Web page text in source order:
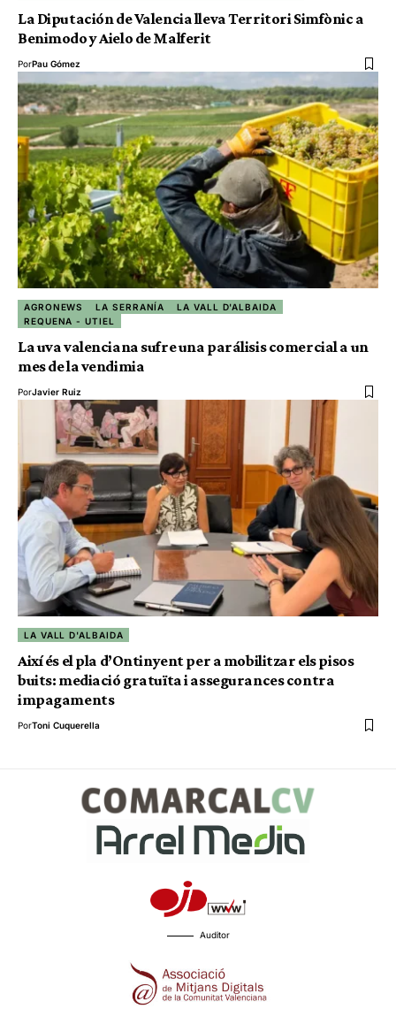
La Diputación de Valencia lleva Territori Simfònic a
Benimodo y Aielo de Malferit
PorPau Gómez
AGRONEWS LA SERRANÍA
LA VALL D'ALBAIDA
REQUENA - UTIEL
La uva valenciana sufre una parálisis comercial a un
mes de la vendimia
PorJavier Ruiz
LA VALL D'ALBAIDA
Així és el pla d’Ontinyent per a mobilitzar els pisos
buits: mediació gratuïta i assegurances contra
impagaments
PorToni Cuquerella
Auditor